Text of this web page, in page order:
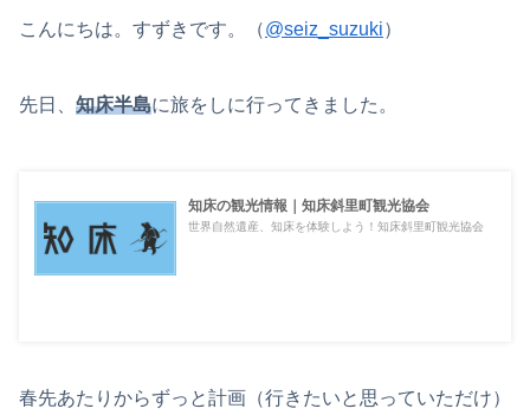
こんにちは。すずきです。（@seiz_suzuki）
先日、 知床半島に旅をしに行ってきました。
知床の観光情報｜知床斜里町観光協会
世界自然遺産、知床を体験しよう！知床斜里町観光協会
春先あたりからずっと計画（行きたいと思っていただけ）